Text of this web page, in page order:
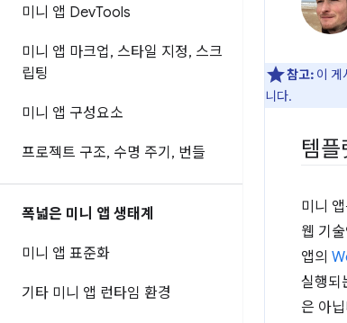
미니 앱 DevTools
미니 앱 마크업 , 스타일 지정, 스크
립팅
미니 앱 구성요소
프로젝트 구조, 수명 주기 , 번들
폭넓은 미니 앱 생태계
미니 앱 표준화
기타 미니 앱 런타임 환경
참고: 이 게
니다.
템플
미니
웹 기
앱의
실행되
은 아